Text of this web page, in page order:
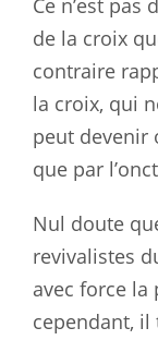
Ce n’est
de la croix
contraire
la croix, qui
peut devenir
que par
Nul doute
revivalistes
avec force la
cependant, il